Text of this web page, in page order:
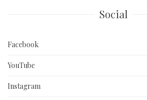
Social
Facebook
YouTube
Instagram